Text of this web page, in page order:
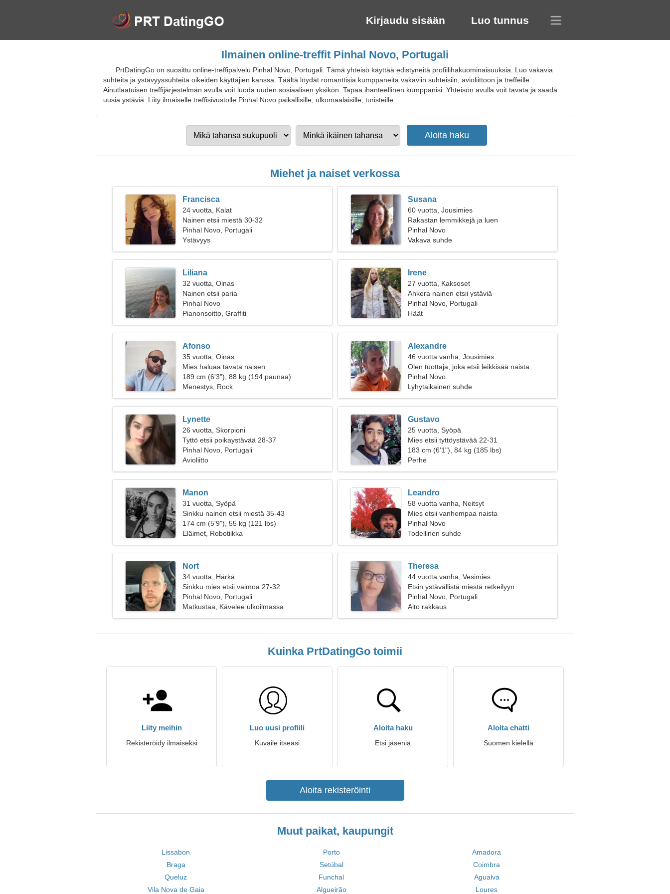
Kirjaudu sisään Luo tunnus
Ilmainen online-treffit Pinhal Novo, Portugali
PrtDatingGo on suosittu online-treffipalvelu Pinhal Novo, Portugali. Tämä yhteisö käyttää edistyneitä profiilihakuominaisuuksia. Luo vakavia
suhteita ja ystävyyssuhteita oikeiden käyttäjien kanssa. Täältä löydät romanttisia kumppaneita vakaviin suhteisiin, avioliittoon ja treffeille.
Ainutlaatuisen treffijärjestelmän avulla voit luoda uuden sosiaalisen yksikön. Tapaa ihanteellinen kumppanisi. Yhteisön avulla voit tavata ja saada
uusia ystäviä. Liity ilmaiselle treffisivustolle Pinhal Novo paikallisille, ulkomaalaisille, turisteille.
Miehet ja naiset verkossa
Francisca
24 vuotta, Kalat
Nainen etsii miestä 30-32
Pinhal Novo, Portugali
Ystävyys
Susana
60 vuotta, Jousimies
Rakastan lemmikkejä ja luen
Pinhal Novo
Vakava suhde
Liliana
32 vuotta, Oinas
Nainen etsii paria
Pinhal Novo
Pianonsoitto, Graffiti
Irene
27 vuotta, Kaksoset
Ahkera nainen etsii ystäviä
Pinhal Novo, Portugali
Häät
Afonso
35 vuotta, Oinas
Mies haluaa tavata naisen
189 cm (6'3"), 88 kg (194 paunaa)
Menestys, Rock
Alexandre
46 vuotta vanha, Jousimies
Olen tuottaja, joka etsii leikkisää naista
Pinhal Novo
Lyhytaikainen suhde
Lynette
26 vuotta, Skorpioni
Tyttö etsii poikaystävää 28-37
Pinhal Novo, Portugali
Avioliitto
Gustavo
25 vuotta, Syöpä
Mies etsii tyttöystävää 22-31
183 cm (6'1"), 84 kg (185 lbs)
Perhe
Manon
31 vuotta, Syöpä
Sinkku nainen etsii miestä 35-43
174 cm (5'9"), 55 kg (121 lbs)
Eläimet, Robotiikka
Leandro
58 vuotta vanha, Neitsyt
Mies etsii vanhempaa naista
Pinhal Novo
Todellinen suhde
Nort
34 vuotta, Härkä
Sinkku mies etsii vaimoa 27-32
Pinhal Novo, Portugali
Matkustaa, Kävelee ulkoilmassa
Theresa
44 vuotta vanha, Vesimies
Etsin ystävällistä miestä retkeilyyn
Pinhal Novo, Portugali
Aito rakkaus
Kuinka PrtDatingGo toimii
Liity meihin
Rekisteröidy ilmaiseksi
Luo uusi profiili
Kuvaile itseäsi
Aloita haku
Etsi jäseniä
Aloita chatti
Suomen kielellä
Aloita rekisteröinti
Muut paikat, kaupungit
Lissabon Porto
Amadora
Braga
Setúbal
Coimbra
Queluz
Funchal
Agualva
Vila Nova de Gaia
Algueirão Loures